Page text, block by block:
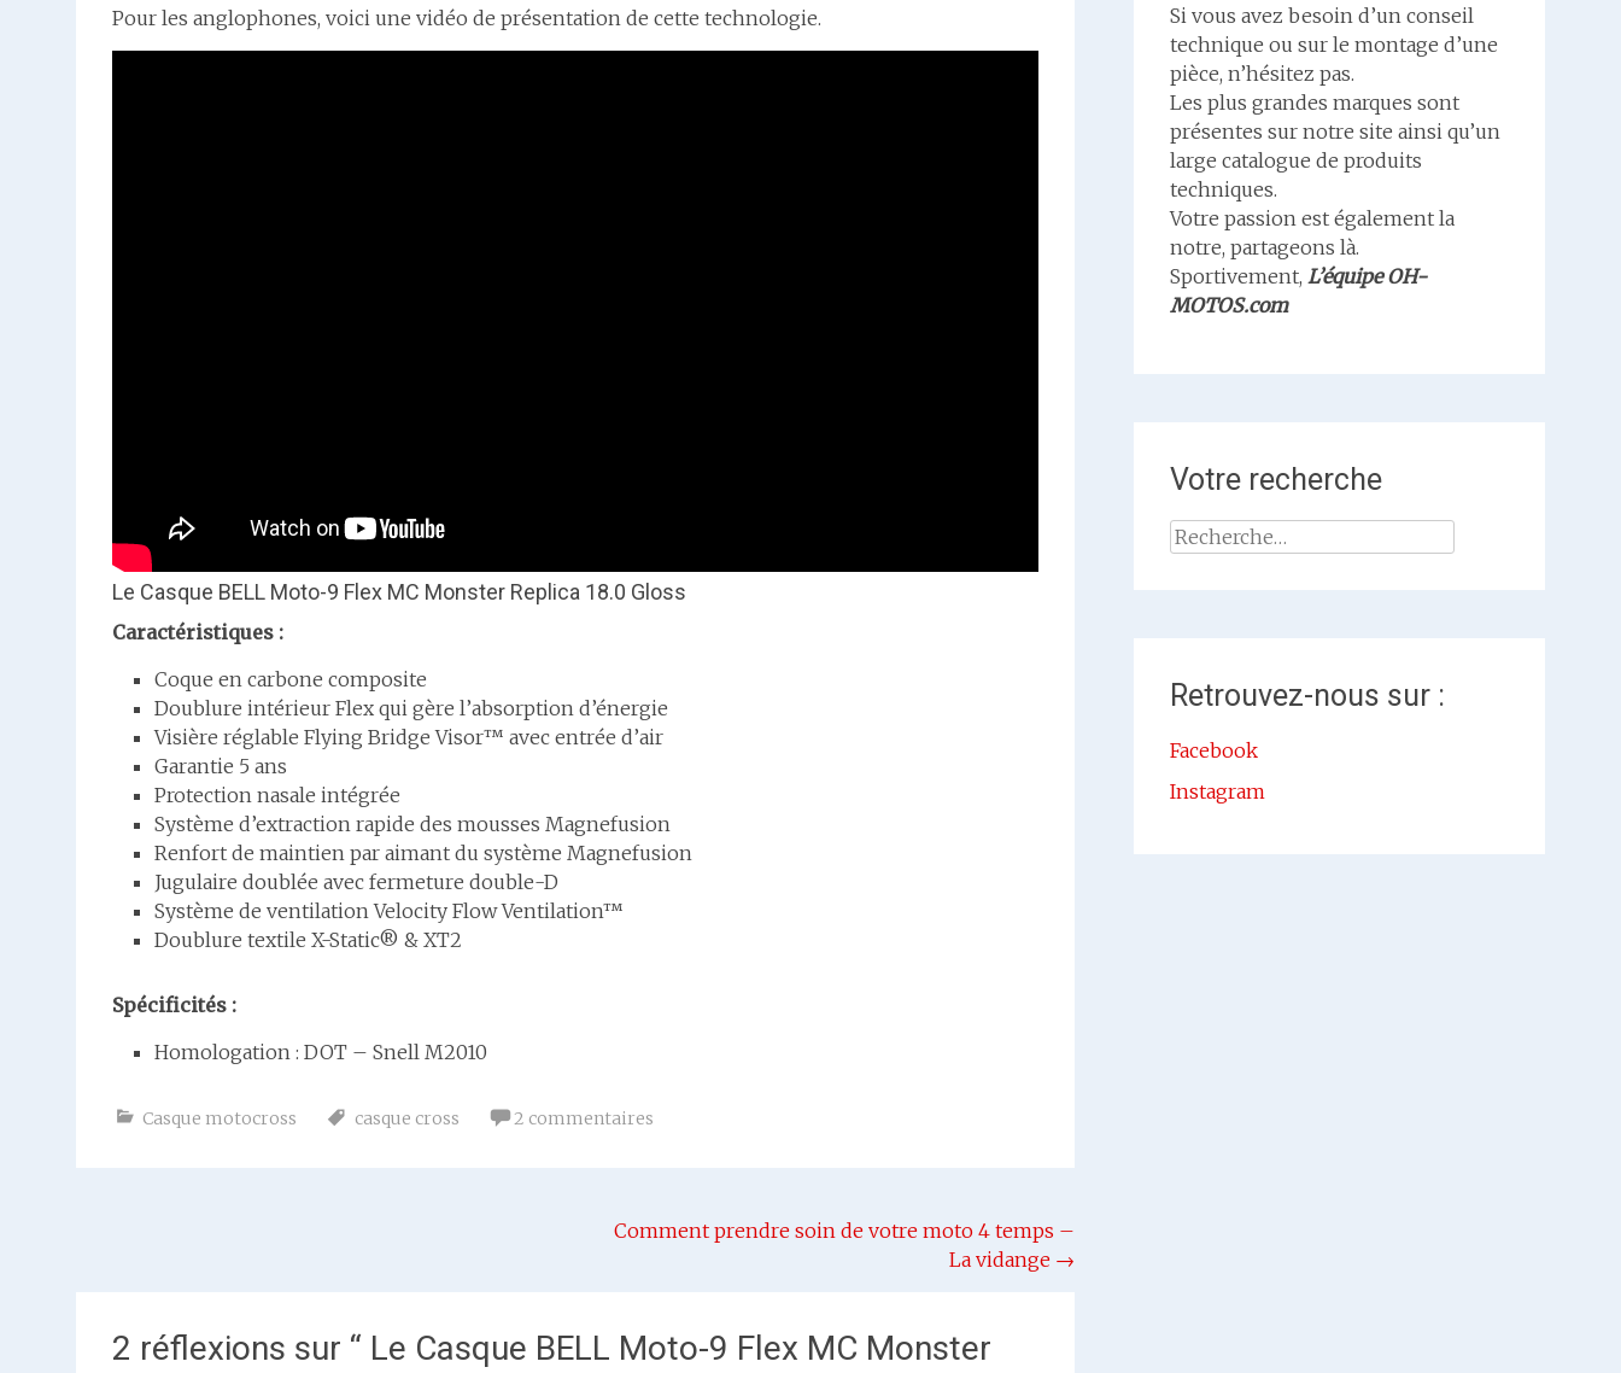
Pour les anglophones, voici une vidéo de présentation de cette technologie.
Le Casque BELL Moto-9 Flex MC Monster Replica 18.0 Gloss
Caractéristiques :
Coque en carbone composite
Doublure intérieur Flex qui gère l’absorption d’énergie
Visière réglable Flying Bridge Visor™ avec entrée d’air
Garantie 5 ans
Protection nasale intégrée
Système d’extraction rapide des mousses Magnefusion
Renfort de maintien par aimant du système Magnefusion
Jugulaire doublée avec fermeture double-D
Système de ventilation Velocity Flow Ventilation™
Doublure textile X-Static® & XT2
Spécificités :
Homologation : DOT – Snell M2010
Casque motocross casque cross 2 commentaires
Comment prendre soin de votre moto 4 temps –
La vidange →
2 réflexions sur “ Le Casque BELL Moto-9 Flex MC Monster
Si vous avez besoin d’un conseil
technique ou sur le montage d’une
pièce, n’hésitez pas.
Les plus grandes marques sont
présentes sur notre site ainsi qu’un
large catalogue de produits
techniques.
Votre passion est également la
notre, partageons là.
Sportivement, L’équipe OH-
MOTOS.com
Votre recherche
Rechercher :
Retrouvez-nous sur :
Facebook
Instagram